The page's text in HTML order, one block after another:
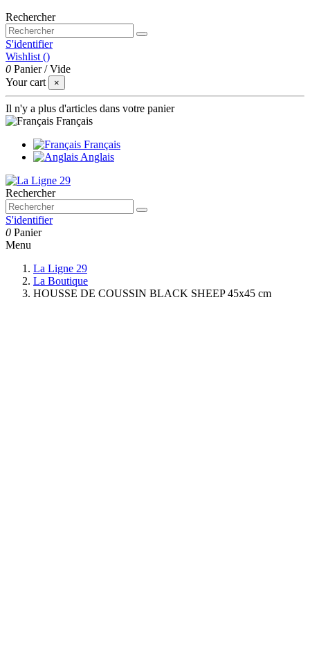
Rechercher
S'identifier
Wishlist ()
0 Panier /Vide
Your cart
×
Il n'y a plus d'articles dans votre panier
Français
Français
Anglais
Rechercher
S'identifier
0 Panier
Menu
La Ligne 29
La Boutique
HOUSSE DE COUSSIN BLACK SHEEP 45x45 cm